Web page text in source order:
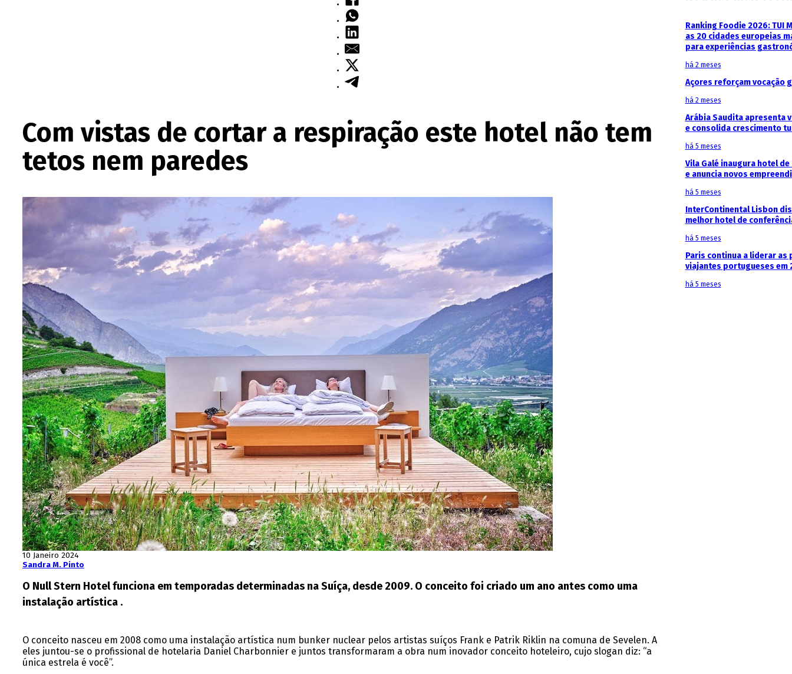
Com vistas de cortar a respiração este hotel não tem
tetos nem paredes
10 Janeiro 2024
Sandra M. Pinto
O Null Stern Hotel funciona em temporadas determinadas na Suíça, desde 2009. O conceito foi criado um ano antes como uma
instalação artística .
O conceito nasceu em 2008 como uma instalação artística num bunker nuclear pelos artistas suíços Frank e Patrik Riklin na comuna de Sevelen. A
eles juntou-se o profissional de hotelaria Daniel Charbonnier e juntos transformaram a obra num inovador conceito hoteleiro, cujo slogan diz: “a
única estrela é você”.
Ranking Foodie 2026: TUI
as 20 cidades europeias
para experiências
há 2 meses
Açores reforçam vocação
há 2 meses
Arábia Saudita apresenta
e consolida crescimento
há 5 meses
Vila Galé inaugura hotel de
e anuncia novos
há 5 meses
InterContinental Lisbon
melhor hotel de
há 5 meses
Paris continua a liderar as
viajantes portugueses em
há 5 meses